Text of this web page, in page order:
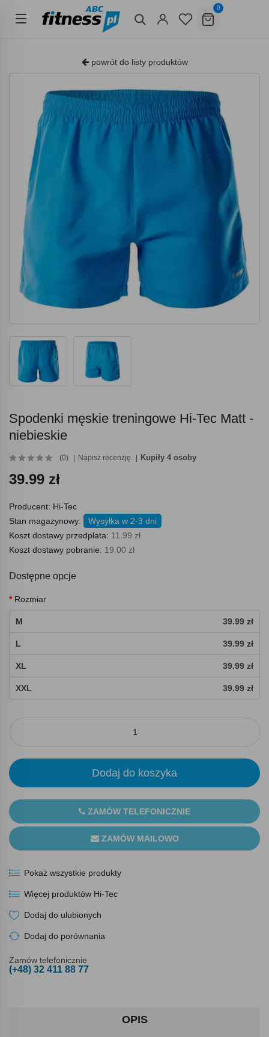
0
powrót do listy produktów
Spodenki męskie treningowe Hi-Tec Matt -
niebieskie
(0) Napisz recenzję Kupiły 4 osoby
39.99 zł
Producent: Hi-Tec
Stan magazynowy:
Wysyłka w 2-3 dni
Koszt dostawy przedpłata: 11.99 zł
Koszt dostawy pobranie: 19.00 zł
Dostępne opcje
Rozmiar
M 39.99 zł
L 39.99 zł
XL 39.99 zł
XXL 39.99 zł
Dodaj do koszyka
ZAMÓW TELEFONICZNIE
ZAMÓW MAILOWO
Pokaż wszystkie produkty
Więcej produktów Hi-Tec
Dodaj do ulubionych
Dodaj do porównania
Zamów telefonicznie
(+48) 32 411 88 77
OPIS